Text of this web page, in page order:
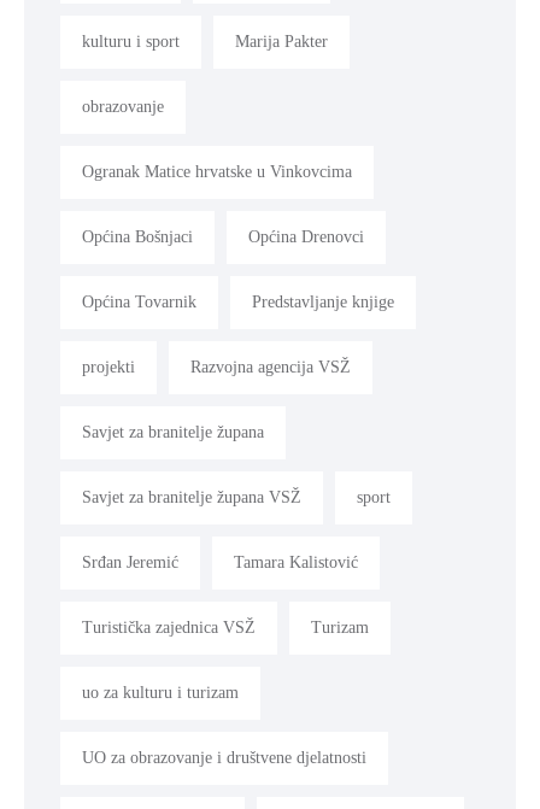
kulturu i sport Marija Pakter
obrazovanje
Ogranak Matice hrvatske u Vinkovcima
Općina Bošnjaci Općina Drenovci
Općina Tovarnik Predstavljanje knjige
projekti Razvojna agencija VSŽ
Savjet za branitelje župana
Savjet za branitelje župana VSŽ sport
Srđan Jeremić Tamara Kalistović
Turistička zajednica VSŽ Turizam
uo za kulturu i turizam
UO za obrazovanje i društvene djelatnosti